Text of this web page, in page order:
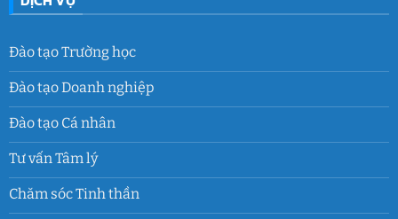
Đào tạo Trường học
Đào tạo Doanh nghiệp
Đào tạo Cá nhân
Tư vấn Tâm lý
Chăm sóc Tinh thần